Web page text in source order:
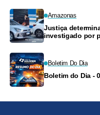
Amazonas
Justiça
investigado por
Boletim Do Dia
Boletim do Dia -